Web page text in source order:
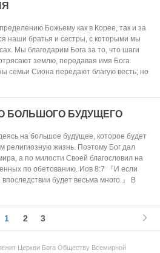
Божьему как в Корее, так и за
наши братья и сестры, с которыми мы
Мы благодарим Бога за то, что шаги
землю, передавая имя Бога
семьи Сиона передают благую весть; но
БОЛЬШОГО БУДУЩЕГО
на большое будущее, которое будет
религиозную жизнь. Поэтому Бог дал
а по милости Своей благословил на
по обетованию. Иов 8:7 『И если
будет весьма много.』 В
1 2 3
Церкви Бога Обществу Всемирной